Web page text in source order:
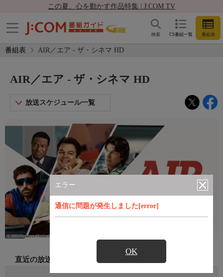
この夏、心を動かす作品特集 | J:COM TV
CS番組一覧 番組表
検索
番組表 AIR／エア - ザ・シネマ HD
エラー
通信に問題が発生しました[error]
OK
AIR／エア - ザ・シネマ HD
放送スケジュール一覧
直近の放送